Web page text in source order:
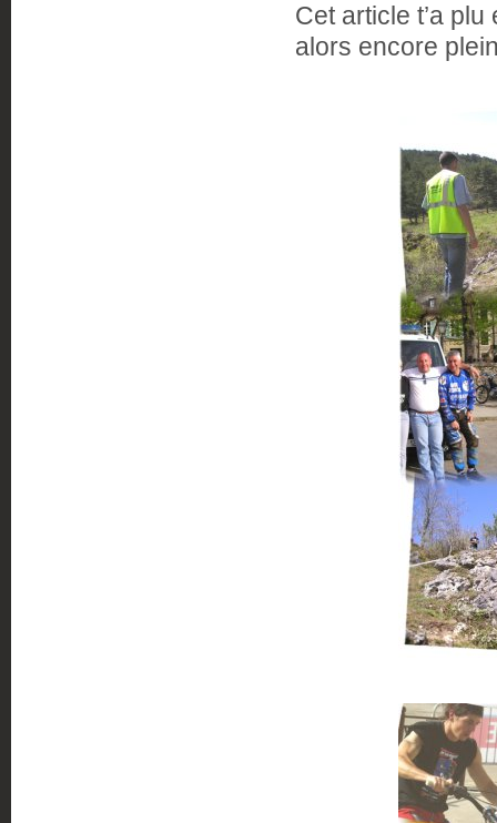
Cet article t’a
alors encore